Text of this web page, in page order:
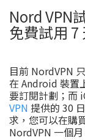
Nord VPN
免費試用 7
目前 NordVPN
在 Android 裝置
要訂閱計劃；而
VPN 提供的 30
求，您可以在購
NordVPN 一個